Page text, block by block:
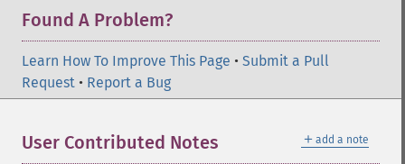
Found A Problem?
Learn How To Improve This Page • Submit a Pull
Request • Report a Bug
＋ add a note
User Contributed Notes